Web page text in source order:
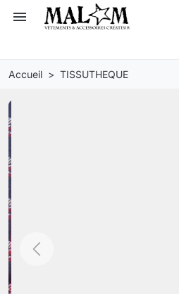
menu
Accueil TISSUTHEQUE
Previous